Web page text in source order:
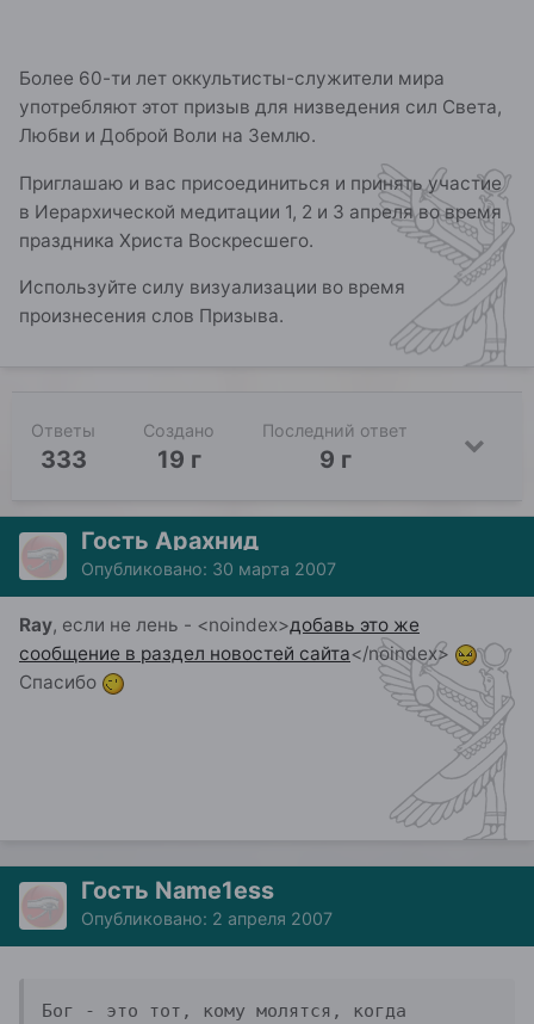
Более 60-ти лет оккультисты-служители мира
употребляют этот призыв для низведения сил Света,
Любви и Доброй Воли на Землю.
Приглашаю и вас присоединиться и принять участие
в Иерархической медитации 1, 2 и 3 апреля во время
праздника Христа Воскресшего.
Используйте силу визуализации во время
произнесения слов Призыва.
Ответы
333
Создано
19 г
Последний ответ
9 г
Гость Арахнид
Опубликовано: 30 марта 2007
Ray, если не лень - <noindex>добавь это же
сообщение в раздел новостей сайта</noindex>
Спасибо
Гость Name1ess
Опубликовано: 2 апреля 2007
Бог - это тот, кому молятся, когда